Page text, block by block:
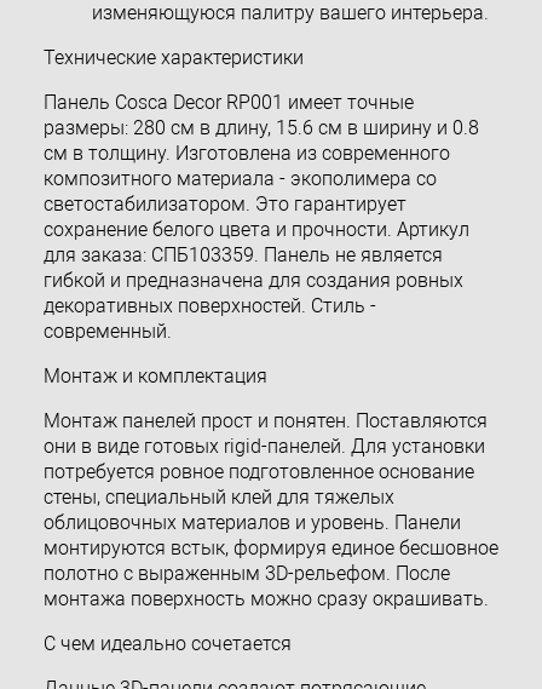
изменяющуюся палитру вашего интерьера.
Технические характеристики
Панель Cosca Decor RP001 имеет точные
размеры: 280 см в длину, 15.6 см в ширину и 0.8
см в толщину. Изготовлена из современного
композитного материала - экополимера со
светостабилизатором. Это гарантирует
сохранение белого цвета и прочности. Артикул
для заказа: СПБ103359. Панель не является
гибкой и предназначена для создания ровных
декоративных поверхностей. Стиль -
современный.
Монтаж и комплектация
Монтаж панелей прост и понятен. Поставляются
они в виде готовых rigid-панелей. Для установки
потребуется ровное подготовленное основание
стены, специальный клей для тяжелых
облицовочных материалов и уровень. Панели
монтируются встык, формируя единое бесшовное
полотно с выраженным 3D-рельефом. После
монтажа поверхность можно сразу окрашивать.
С чем идеально сочетается